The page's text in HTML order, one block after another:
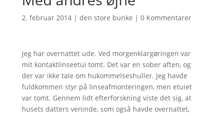
2. februar 2014| den store bunke | 0 Kommentarer
Jeg har overnattet ude. Ved morgenklargøringen var
mit kontaktlinseetui tomt. Det var en sober aften, og
der var ikke tale om hukommelseshuller. Jeg havde
fuldkommen styr på linseafmonteringen, men etuiet
var tomt. Gennem lidt efterforskning viste det sig, at
husets datters veninde, som også havde overnattet,